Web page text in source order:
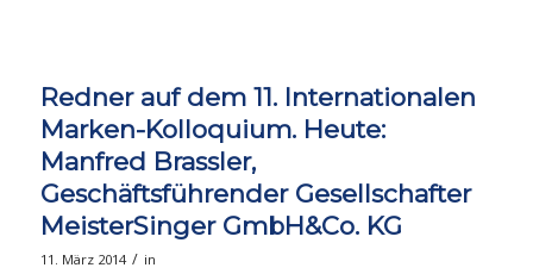
Redner auf dem 11. Internationalen
Marken-Kolloquium. Heute:
Manfred Brassler,
Geschäftsführender Gesellschafter
MeisterSinger GmbH&Co. KG
11. März 2014 / in